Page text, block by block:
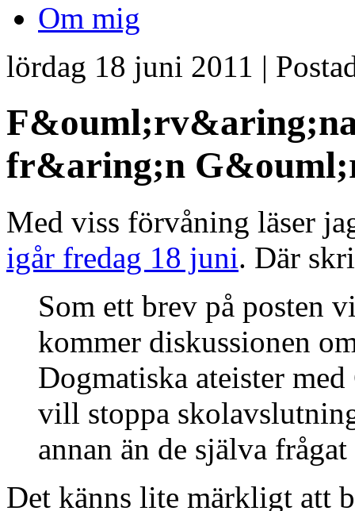
Om mig
lördag 18 juni 2011 |
fr&aring;n
Med viss förvåning läser
igår fredag 18 juni. Där
Som ett brev på posten
kommer diskussionen
Dogmatiska ateister
vill stoppa
annan än de själva
Det känns lite märkligt att